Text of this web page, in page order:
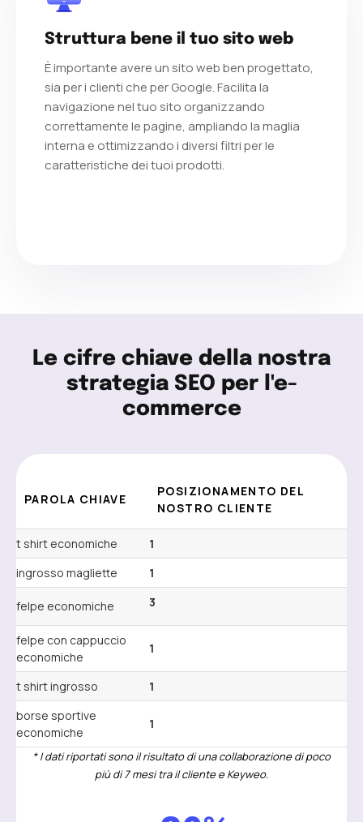
Struttura bene il tuo sito web
È importante avere un sito web ben progettato,
sia per i clienti che per Google. Facilita la
navigazione nel tuo sito organizzando
correttamente le pagine, ampliando la maglia
interna e ottimizzando i diversi filtri per le
caratteristiche dei tuoi prodotti.
Le cifre chiave della nostra
strategia SEO per l'e-
commerce
PAROLA CHIAVE
POSIZIONAMENTO DEL
NOSTRO CLIENTE
t shirt economiche
1
ingrosso magliette
1
felpe economiche 3
felpe con cappuccio
economiche
1
t shirt ingrosso
1
borse sportive
economiche
1
* I dati riportati sono il risultato di una collaborazione di poco
più di 7 mesi tra il cliente e Keyweo.